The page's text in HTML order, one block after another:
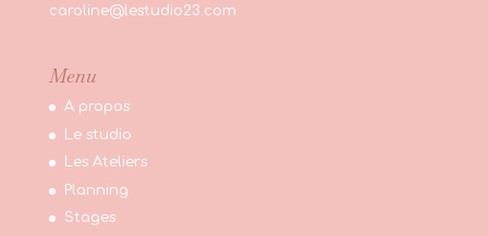
caroline@lestudio23.com
Menu
A propos
Le studio
Les Ateliers
Planning
Stages